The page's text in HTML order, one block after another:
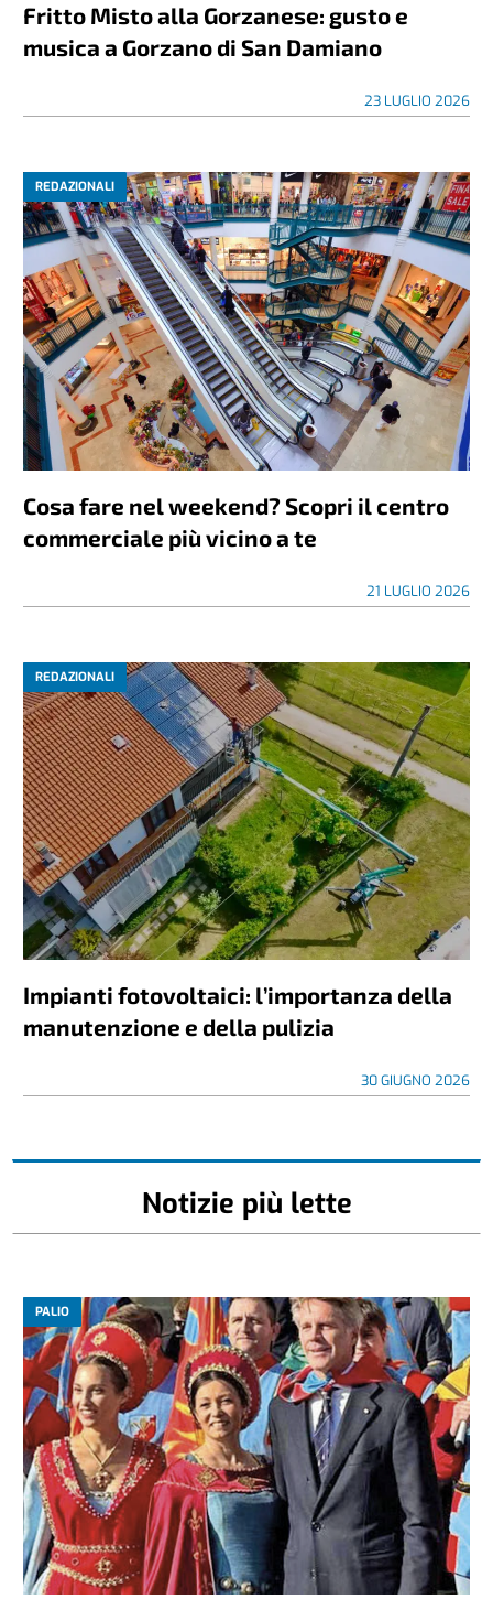
Fritto Misto alla Gorzanese: gusto e
musica a Gorzano di San Damiano
23 LUGLIO 2026
REDAZIONALI
Cosa fare nel weekend? Scopri il centro
commerciale più vicino a te
21 LUGLIO 2026
REDAZIONALI
Impianti fotovoltaici: l’importanza della
manutenzione e della pulizia
30 GIUGNO 2026
Notizie più lette
PALIO